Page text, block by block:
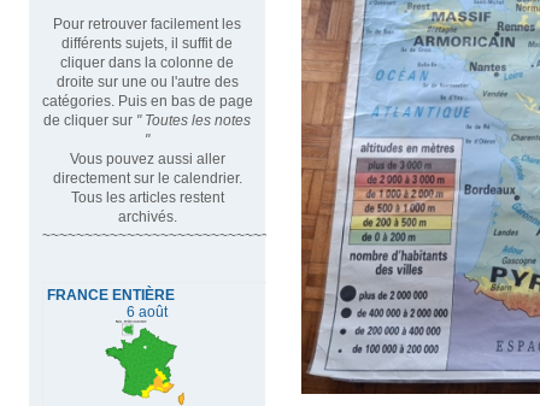
Pour retrouver facilement les
différents sujets, il suffit de
cliquer dans la colonne de
droite sur une ou l'autre des
catégories. Puis en bas de page
de cliquer sur " Toutes les notes
"
Vous pouvez aussi aller
directement sur le calendrier.
Tous les articles restent
archivés.
~~~~~~~~~~~~~~~~~~~~~~~~~~~~~~~~~